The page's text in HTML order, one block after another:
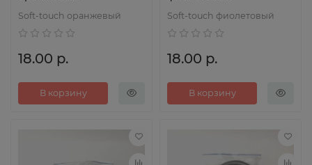
Soft-touch оранжевый
18.00 р.
В корзину
Soft-touch фиолетовый
18.00 р.
В корзину